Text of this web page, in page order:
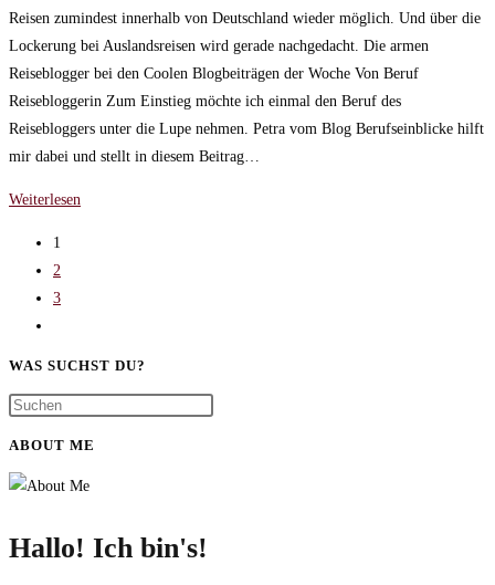
Reisen zumindest innerhalb von Deutschland wieder möglich. Und über die
Lockerung bei Auslandsreisen wird gerade nachgedacht. Die armen
Reiseblogger bei den Coolen Blogbeiträgen der Woche Von Beruf
Reisebloggerin Zum Einstieg möchte ich einmal den Beruf des
Reisebloggers unter die Lupe nehmen. Petra vom Blog Berufseinblicke hilft
mir dabei und stellt in diesem Beitrag…
Weiterlesen
Blogbeiträgen
der
Woche
1
2
3
Seite
WAS SUCHST DU?
ABOUT ME
Hallo! Ich bin's!